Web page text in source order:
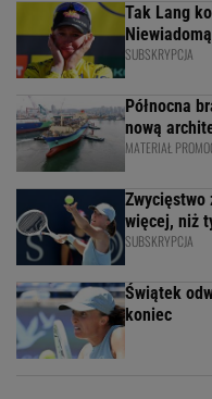
Tak Lang
SUBSKRYPCJA
Północna
nową
MATERIAŁ
Zwycięstwo
więcej, niż
SUBSKRYPCJA
Świątek
koniec